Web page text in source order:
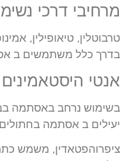
מרחיבי דרכי
טרבוטלין, טיאופילין,
בדרך כלל משתמשים ב
אנטי
בשימוש נרחב באסתמה
יעילים ב אסתמה
ציפרוהפטאדין, משמש